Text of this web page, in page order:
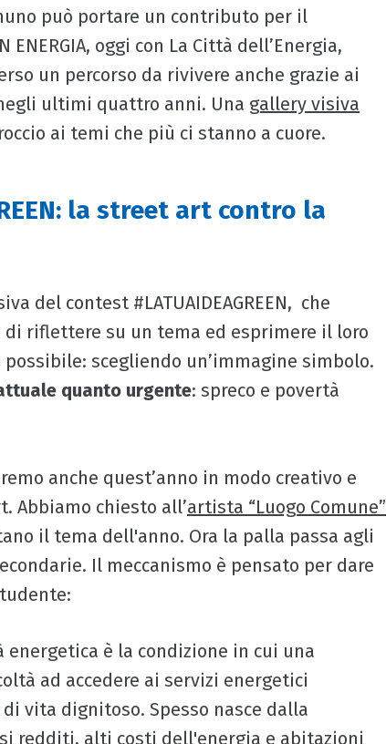
può portare un contributo per il
oggi con La Città dell’Energia,
un percorso da rivivere anche grazie ai
ultimi quattro anni. Una gallery visiva
ai temi che più ci stanno a cuore.
la street art contro la
del contest #LATUAIDEAGREEN, che
riflettere su un tema ed esprimere il loro
scegliendo un’immagine simbolo.
quanto urgente: spreco e povertà
anche quest’anno in modo creativo e
Abbiamo chiesto all’artista “Luogo Comune”
il tema dell'anno. Ora la palla passa agli
Il meccanismo è pensato per dare
energetica è la condizione in cui una
ad accedere ai servizi energetici
vita dignitoso. Spesso nasce dalla
redditi, alti costi dell'energia e abitazioni